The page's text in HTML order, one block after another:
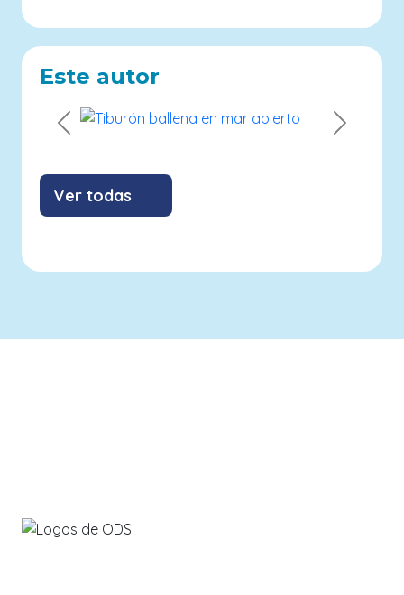
Este autor
Previous Next
Ver todas